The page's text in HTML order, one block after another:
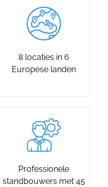
8 locaties in 6
Europese landen
Professionele
standbouwers met 45